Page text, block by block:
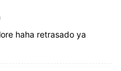
haha retrasado ya